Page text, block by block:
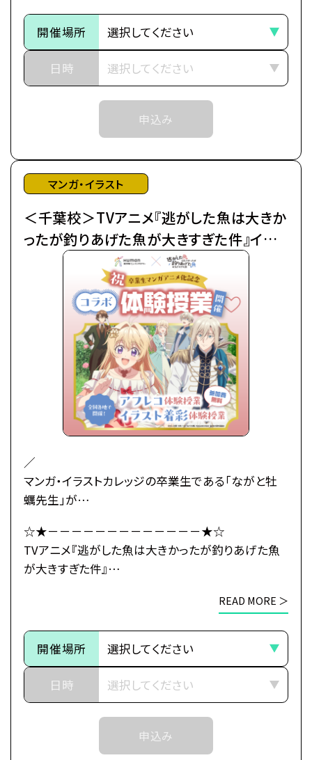
それまでは予約完了しておりませんので
予めご了承ください。
※中学生以上の方が対象となります。
本格的なイラスト着彩授業をプロ講師が丁寧にサポ
ートします。
■作品紹介
「……それはいきなりの婚約破棄で幕を開けた」
武道の名家であるアンノヴァッツィ公爵家の令嬢マリ
末っ子ながらに「武術の才能」を見出され、跡取りと
して育てられた。
しかし、弟が生まれたことにより急遽その役目を降り
ることに…。
父からなるべく優良物件の婿を探せと命じられたも
のの、
ムーロ王国内の目ぼしい貴族子息たちはすでに予約
そこで遠縁の親戚 アイーダを頼って隣国のルビーニ
留学し婚活に励んでいたところ、王立学園の卒業パ
ーティーの場で
初対面の王子レナートから身に覚えのない婚約破棄
を宣言されてしまう――！
婚約もしていないのに婚約破棄されたマリーアの婚
活の行方とは…！？
武闘派令嬢のドタバタラブコメディ開幕！
●注意事項
※定員数は校舎毎に異なります。
そのため、ご予約状況により、
抽選等の対応をさせていただく場合がございます。
それまでは予約完了しておりませんので
予めご了承ください。
※中学生以上の方が対象となります。
開催場所
日時
申込み
マンガ・イラスト
＜千葉校＞TVアニメ『逃がした魚は大きか
ったが釣りあげた魚が大きすぎた件』イラ
スト着彩体験授業
／
マンガ・イラストカレッジの卒業生である「ながと牡
蠣先生」が
TVアニメ『逃がした魚は大きかったが釣りあげた魚
が大きすぎた件』とタイアップ！
＼
本格的なイラスト着彩授業をプロ講師が丁寧にサポ
ートします。
☆★－－－－－－－－－－－－－★☆
TVアニメ『逃がした魚は大きかったが釣りあげた魚
が大きすぎた件』
■作品紹介
「……それはいきなりの婚約破棄で幕を開けた」
武道の名家であるアンノヴァッツィ公爵家の令嬢マリ
READ MORE ＞
開催場所
日時
申込み